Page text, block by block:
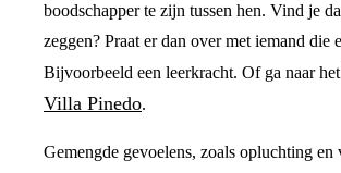
boodschapper te zijn tussen hen. Vind je
zeggen? Praat er dan over met iemand die
Bijvoorbeeld een leerkracht. Of ga naar het
Villa Pinedo.
Gemengde gevoelens, zoals opluchting